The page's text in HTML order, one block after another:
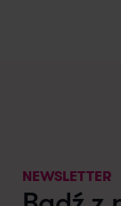
NEWSLETTER